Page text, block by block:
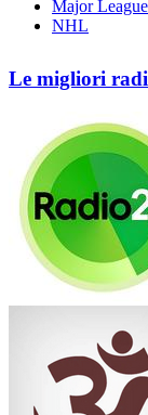
Major
NHL
Le migliori